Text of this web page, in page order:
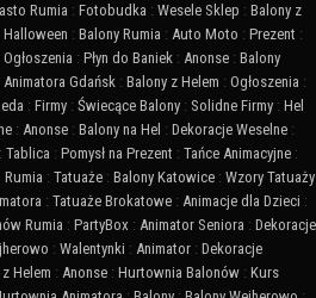
Rumia : Fotobudka : Wesele Sklep : Balony z
Halloween : Balony Rumia : Auto Moto : Prezent :
Ogłoszenia : Płyn do Baniek : Anonse : Balony
Gdańsk : Balony z Helem : Ogłoszenia :
: Firmy : Świecące Balony : Solidne Firmy : Hel
: Anonse : Balony na Hel : Dekoracje Weselne :
: Tablica : Pomysł na Prezent : Tańce Animacyjne :
Rumia : Tatuaże : Balony Katowice : Wzory Tatuaży
: Tatuaże Brokatowe : Animacje dla Dzieci :
Rumia : PartyBox : Animator Seniora : Dekoracje
: Walentynki : Animator : Dekoracje
Helem : Anonse : Hurtownia Balonów : Kurs